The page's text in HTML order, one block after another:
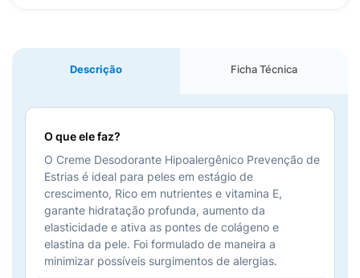
Descrição Ficha Técnica
O que ele faz?
O Creme Desodorante Hipoalergênico Prevenção de
Estrias é ideal para peles em estágio de
crescimento, Rico em nutrientes e vitamina E,
garante hidratação profunda, aumento da
elasticidade e ativa as pontes de colágeno e
elastina da pele. Foi formulado de maneira a
minimizar possíveis surgimentos de alergias.